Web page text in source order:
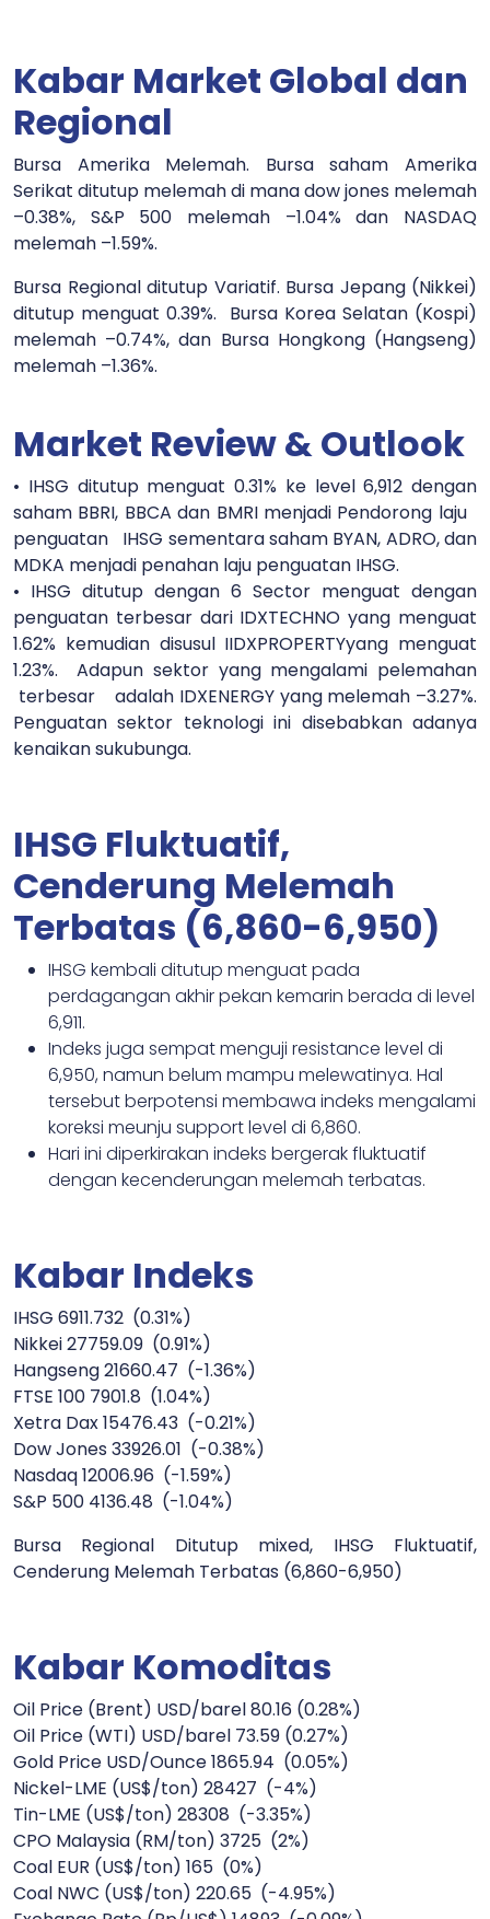
Kabar Market Global dan
Regional
Bursa Amerika Melemah. Bursa saham Amerika
Serikat ditutup melemah di mana dow jones melemah
–0.38%, S&P 500 melemah –1.04% dan NASDAQ
melemah –1.59%.
Bursa Regional ditutup Variatif. Bursa Jepang (Nikkei)
ditutup menguat 0.39%. Bursa Korea Selatan (Kospi)
melemah –0.74%, dan Bursa Hongkong (Hangseng)
melemah –1.36%.
Market Review & Outlook
• IHSG ditutup menguat 0.31% ke level 6,912 dengan
saham BBRI, BBCA dan BMRI menjadi Pendorong laju
penguatan IHSG sementara saham BYAN, ADRO, dan
MDKA menjadi penahan laju penguatan IHSG.
• IHSG ditutup dengan 6 Sector menguat dengan
penguatan terbesar dari IDXTECHNO yang menguat
1.62% kemudian disusul IIDXPROPERTYyang menguat
1.23%. Adapun sektor yang mengalami pelemahan
terbesar adalah IDXENERGY yang melemah –3.27%.
Penguatan sektor teknologi ini disebabkan adanya
kenaikan sukubunga.
IHSG Fluktuatif,
Cenderung Melemah
Terbatas (6,860-6,950)
IHSG kembali ditutup menguat pada
perdagangan akhir pekan kemarin berada di level
6,911.
Indeks juga sempat menguji resistance level di
6,950, namun belum mampu melewatinya. Hal
tersebut berpotensi membawa indeks mengalami
koreksi meunju support level di 6,860.
Hari ini diperkirakan indeks bergerak fluktuatif
dengan kecenderungan melemah terbatas.
Kabar Indeks
IHSG 6911.732 (0.31%)
Nikkei 27759.09 (0.91%)
Hangseng 21660.47 (-1.36%)
FTSE 100 7901.8 (1.04%)
Xetra Dax 15476.43 (-0.21%)
Dow Jones 33926.01 (-0.38%)
Nasdaq 12006.96 (-1.59%)
S&P 500 4136.48 (-1.04%)
Bursa Regional Ditutup mixed, IHSG Fluktuatif,
Cenderung Melemah Terbatas (6,860-6,950)
Kabar Komoditas
Oil Price (Brent) USD/barel 80.16 (0.28%)
Oil Price (WTI) USD/barel 73.59 (0.27%)
Gold Price USD/Ounce 1865.94 (0.05%)
Nickel-LME (US$/ton) 28427 (-4%)
Tin-LME (US$/ton) 28308 (-3.35%)
CPO Malaysia (RM/ton) 3725 (2%)
Coal EUR (US$/ton) 165 (0%)
Coal NWC (US$/ton) 220.65 (-4.95%)